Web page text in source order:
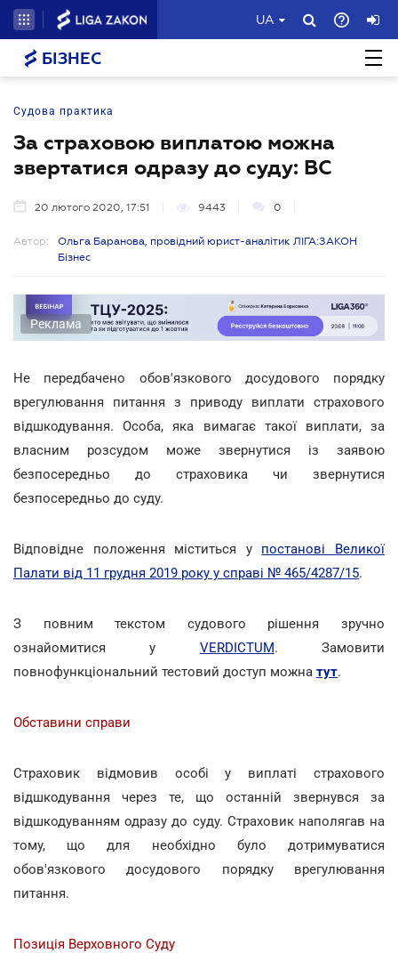
UA
БІЗНЕС
Судова практика
За страховою виплатою можна
звертатися одразу до суду: ВС
20 лютого 2020, 17:51 9443 0
Автор:
Ольга Баранова, провідний юрист-аналітик ЛІГА:ЗАКОН
Бізнес
Реклама
Не передбачено обов'язкового досудового порядку
врегулювання питання з приводу виплати страхового
відшкодування. Особа, яка вимагає такої виплати, за
власним розсудом може звернутися із заявою
безпосередньо до страховика чи звернутися
безпосередньо до суду.
Відповідне положення міститься у постанові Великої
Палати від 11 грудня 2019 року у справі № 465/4287/15.
З повним текстом судового рішення зручно
ознайомитися у VERDICTUM. Замовити
повнофункціональний тестовий доступ можна тут.
Обставини справи
Страховик відмовив особі у виплаті страхового
відшкодування через те, що останній звернувся за
відшкодуванням одразу до суду. Страховик наполягав на
тому, що для необхідно було дотримуватися
обов'язкового досудового порядку врегулювання
питання.
Позиція Верховного Суду